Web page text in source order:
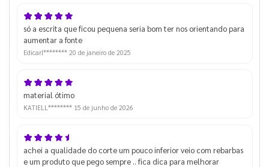
só a escrita que ficou pequena seria bom ter nos orientando para
aumentar a fonte
Edicarl******** 20 de janeiro de 2025
material ótimo
KATIELL******** 15 de junho de 2026
achei a qualidade do corte um pouco inferior veio com rebarbas
e um produto que pego sempre .. fica dica para melhorar